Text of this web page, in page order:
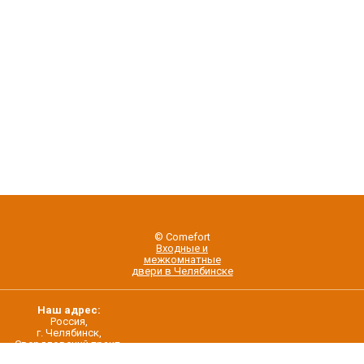
© Comefort
Входные и
межкомнатные
двери в Челябинске
Наш адрес:
Россия,
г. Челябинск,
Свердловский тракт,